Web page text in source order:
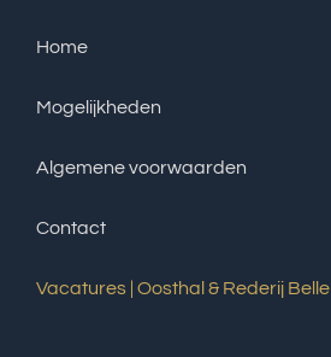
Home
Mogelijkheden
Algemene voorwaarden
Contact
Vacatures | Oosthal & Rederij Belle